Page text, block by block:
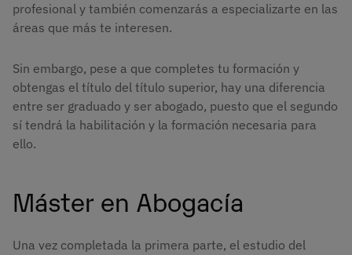
profesional y también comenzarás a especializarte en las
áreas que más te interesen.
Sin embargo, pese a que completes tu formación y
obtengas el título del título superior, hay una diferencia
entre ser graduado y ser abogado, puesto que el segundo
sí tendrá la habilitación y la formación necesaria para
ello.
Máster en Abogacía
Una vez completada la primera parte, el estudio del